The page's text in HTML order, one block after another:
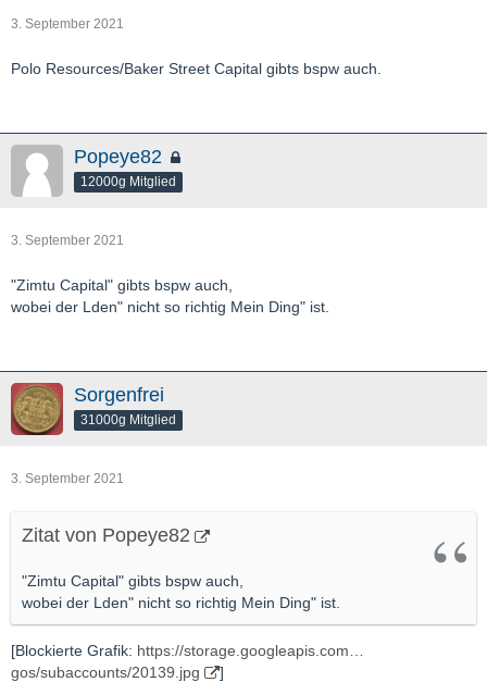
3. September 2021
Polo Resources/Baker Street Capital gibts bspw auch.
Popeye82
12000g Mitglied
3. September 2021
"Zimtu Capital" gibts bspw auch,
wobei der Lden" nicht so richtig Mein Ding" ist.
Sorgenfrei
31000g Mitglied
3. September 2021
Zitat von Popeye82
"Zimtu Capital" gibts bspw auch,
wobei der Lden" nicht so richtig Mein Ding" ist.
[Blockierte Grafik: https://storage.googleapis.com…
gos/subaccounts/20139.jpg
]